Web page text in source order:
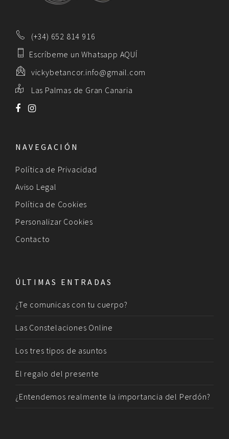
(+34) 652 814 916
Escríbeme un Whatsapp AQUÍ
vickybetancor.info@gmail.com
Las Palmas de Gran Canaria
NAVEGACIÓN
Política de Privacidad
Aviso Legal
Política de Cookies
Personalizar Cookies
Contacto
ÚLTIMAS ENTRADAS
¿Te comunicas con tu cuerpo?
Las Constelaciones Online
Los tres tipos de asuntos
El regalo del presente
¿Entendemos realmente la importancia del Perdón?